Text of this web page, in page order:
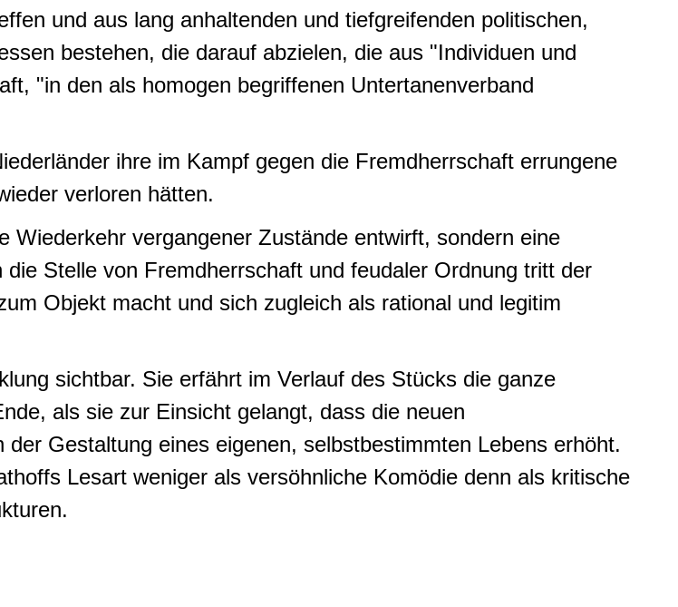
und aus lang anhaltenden und tiefgreifenden politischen,
bestehen, die darauf abzielen, die aus "Individuen und
"in den als homogen begriffenen Untertanenverband
ihre im Kampf gegen die Fremdherrschaft errungene
verloren hätten.
vergangener Zustände entwirft, sondern eine
Stelle von Fremdherrschaft und feudaler Ordnung tritt der
Objekt macht und sich zugleich als rational und legitim
sichtbar. Sie erfährt im Verlauf des Stücks die ganze
als sie zur Einsicht gelangt, dass die neuen
Gestaltung eines eigenen, selbstbestimmten Lebens erhöht.
Lesart weniger als versöhnliche Komödie denn als kritische